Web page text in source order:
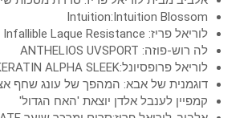
Intuition:Intuition Blossom
לוריאל פריז: Infallible Laque Resistance
לה רוש-פוזה: ANTHELIOS UVSPORT
לוריאל פרופסיונל:KERATIN ALPHA SLEEK
דוגמנית של אבא: המהפך של עונג שחף
קמפיין לענבל אלדן יוצאת 'האח הגדול'